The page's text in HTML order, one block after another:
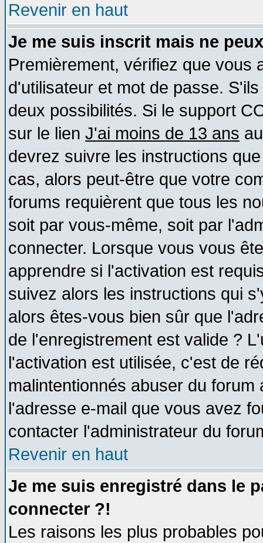
Revenir en haut
Je me suis inscrit mais ne
Premièrement, vérifiez que vous
d'utilisateur et mot de passe.
deux possibilités. Si le support
sur le lien J'ai moins de 13 ans
devrez suivre les instructions
cas, alors peut-être que votre
forums requièrent que tous les
soit par vous-même, soit par
connecter. Lorsque vous vous
apprendre si l'activation est
suivez alors les instructions qui
alors êtes-vous bien sûr que
de l'enregistrement est valide ?
l'activation est utilisée, c'est de
malintentionnés abuser du
l'adresse e-mail que vous avez
contacter l'administrateur du
Revenir en haut
Je me suis enregistré dans le
connecter ?!
Les raisons les plus probables